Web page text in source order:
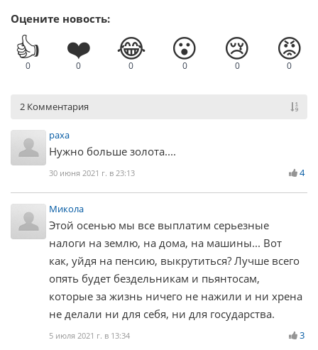
Оцените новость:
👍
0
❤️
0
😂
0
😮
0
😢
0
😡
0
2 Комментария
paxa
Нужно больше золота....
30 июня 2021 г. в 23:13 4
Микола
Этой осенью мы все выплатим серьезные
налоги на землю, на дома, на машины... Вот
как, уйдя на пенсию, выкрутиться? Лучше всего
опять будет бездельникам и пьянтосам,
которые за жизнь ничего не нажили и ни хрена
не делали ни для себя, ни для государства.
5 июля 2021 г. в 13:34 3